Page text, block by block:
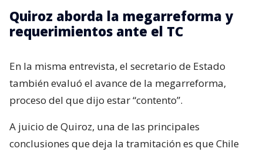
Quiroz aborda la megarreforma y
requerimientos ante el TC
En la misma entrevista, el secretario de Estado
también evaluó el avance de la megarreforma,
proceso del que dijo estar “contento”.
A juicio de Quiroz, una de las principales
conclusiones que deja la tramitación es que Chile